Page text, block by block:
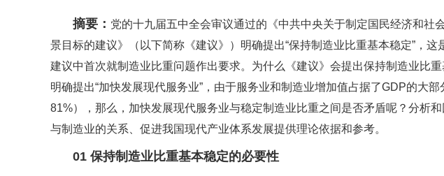
摘要： 党的十九届五中全会审议通过的《中共中央关于制定国民经济和社
景目标的建议》（以下简称《建议》）明确提出“保持制造业比重基本稳定”，
建议中首次就制造业比重问题作出要求。为什么《建议》会提出保持制造业比
明确提出“加快发展现代服务业”，由于服务业和制造业增加值占据了GDP的大
81%），那么，加快发展现代服务业与稳定制造业比重之间是否矛盾呢？分析
与制造业的关系、促进我国现代产业体系发展提供理论依据和参考。
01 保持制造业比重基本稳定的必要性